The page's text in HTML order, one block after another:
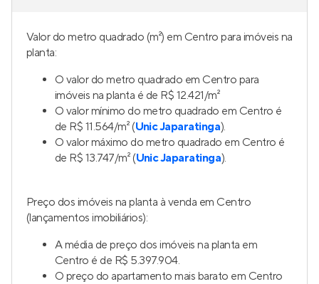
Valor do metro quadrado (m²) em Centro para imóveis na
planta:
O valor do metro quadrado em Centro para
imóveis na planta é de R$ 12.421/m²
O valor mínimo do metro quadrado em Centro é
de R$ 11.564/m² (Unic Japaratinga).
O valor máximo do metro quadrado em Centro é
de R$ 13.747/m² (Unic Japaratinga).
Preço dos imóveis na planta à venda em Centro
(lançamentos imobiliários):
A média de preço dos imóveis na planta em
Centro é de R$ 5.397.904.
O preço do apartamento mais barato em Centro